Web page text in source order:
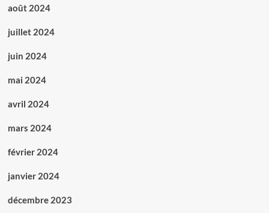
août 2024
juillet 2024
juin 2024
mai 2024
avril 2024
mars 2024
février 2024
janvier 2024
décembre 2023